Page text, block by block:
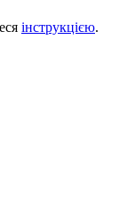
інструкцією.